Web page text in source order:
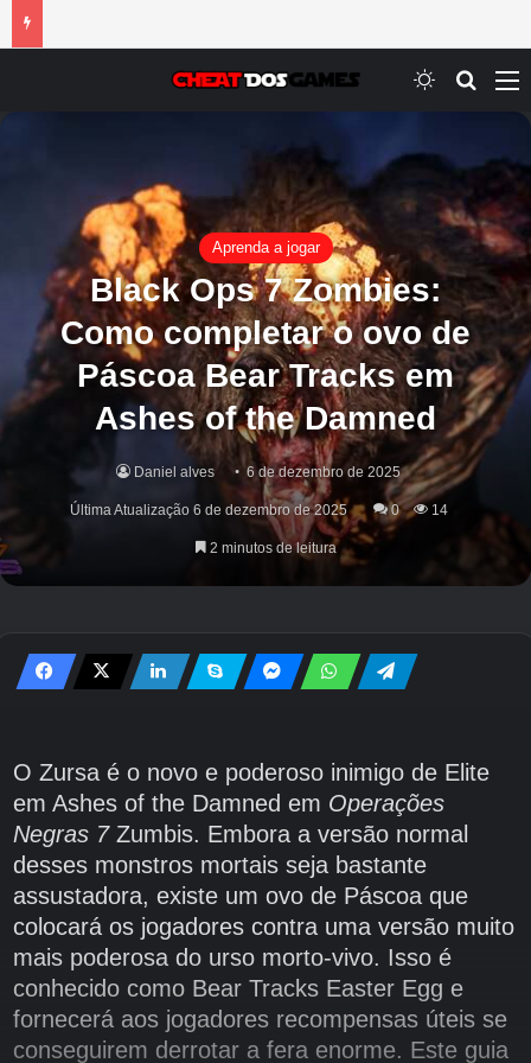
Switch skin
Aprenda a jogar
Black Ops 7 Zombies:
Como completar o ovo de
Páscoa Bear Tracks em
Ashes of the Damned
Daniel alves 6 de dezembro de 2025
Última Atualização 6 de dezembro de 2025 0 14
2 minutos de leitura
O Zursa é o novo e poderoso inimigo de Elite
em Ashes of the Damned em Operações
Negras 7 Zumbis. Embora a versão normal
desses monstros mortais seja bastante
assustadora, existe um ovo de Páscoa que
colocará os jogadores contra uma versão muito
mais poderosa do urso morto-vivo. Isso é
conhecido como Bear Tracks Easter Egg e
fornecerá aos jogadores recompensas úteis se
conseguirem derrotar a fera enorme. Este guia